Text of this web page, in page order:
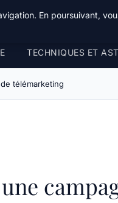
TECHNIQUES ET
télémarketing
En poursuivant,